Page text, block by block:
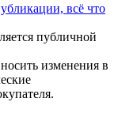
всё что
публичной
изменения в